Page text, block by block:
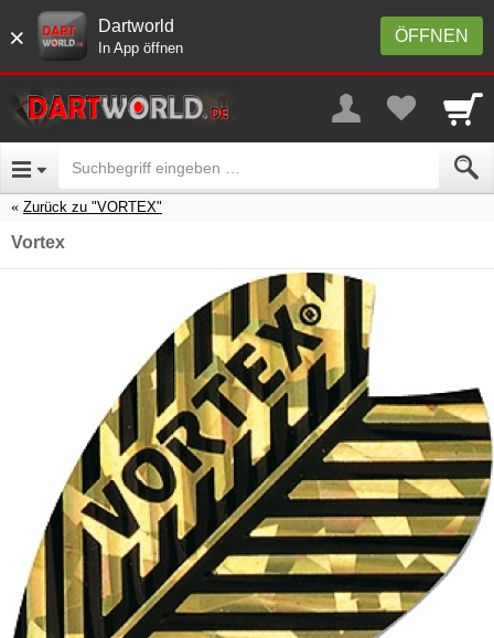
× ÖFFNEN
Dartworld
In App öffnen
Zurück zu "VORTEX"
Vortex